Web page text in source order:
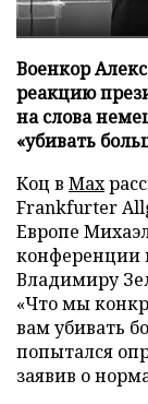
Военкор
реакцию
на слова
«убивать
Коц в Мах
Frankfurter
Европе
конференции
Владимиру
«Что мы
вам убивать
попытался
заявив о